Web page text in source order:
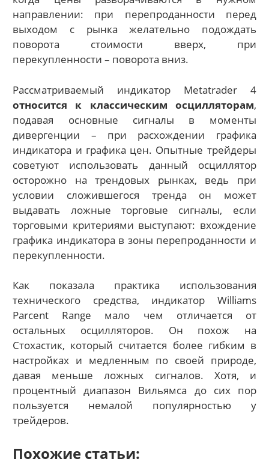
направлении: при перепроданности перед
выходом с рынка желательно подождать
поворота стоимости вверх, при
перекупленности – поворота вниз.
Рассматриваемый индикатор Metatrader 4
относится к классическим осцилляторам,
подавая основные сигналы в моменты
дивергенции – при расхождении графика
индикатора и графика цен. Опытные трейдеры
советуют использовать данный осциллятор
осторожно на трендовых рынках, ведь при
условии сложившегося тренда он может
выдавать ложные торговые сигналы, если
торговыми критериями выступают: вхождение
графика индикатора в зоны перепроданности и
перекупленности.
Как показала практика использования
технического средства, индикатор Williams
Parcent Range мало чем отличается от
остальных осцилляторов. Он похож на
Стохастик, который считается более гибким в
настройках и медленным по своей природе,
давая меньше ложных сигналов. Хотя, и
процентный диапазон Вильямса до сих пор
пользуется немалой популярностью у
трейдеров.
Похожие статьи: